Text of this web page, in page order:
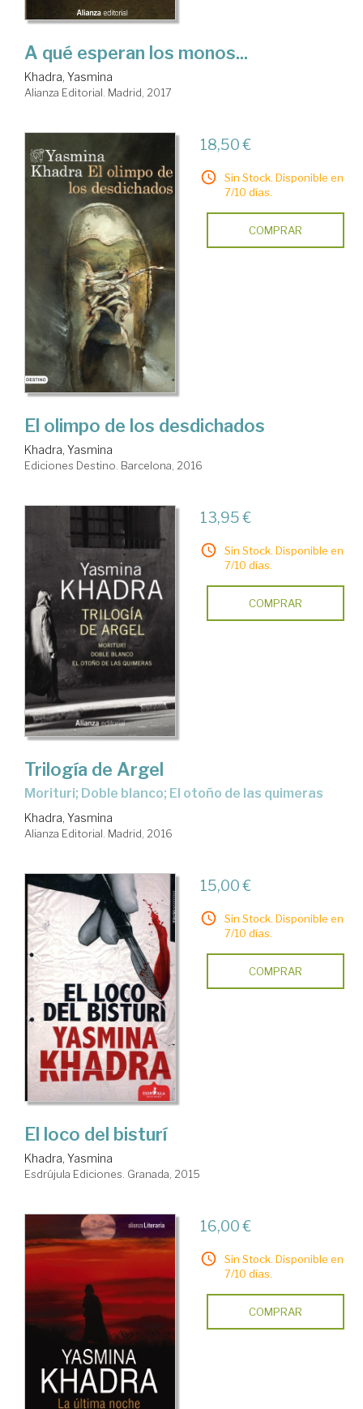
A qué esperan los monos...
Khadra, Yasmina
Alianza Editorial. Madrid, 2017
18,50 €
Sin Stock. Disponible en
7/10 días.
COMPRAR
El olimpo de los desdichados
Khadra, Yasmina
Ediciones Destino. Barcelona, 2016
13,95 €
Sin Stock. Disponible en
7/10 días.
COMPRAR
Trilogía de Argel
Morituri; Doble blanco; El otoño de las quimeras
Khadra, Yasmina
Alianza Editorial. Madrid, 2016
15,00 €
Sin Stock. Disponible en
7/10 días.
COMPRAR
El loco del bisturí
Khadra, Yasmina
Esdrújula Ediciones. Granada, 2015
16,00 €
Sin Stock. Disponible en
7/10 días.
COMPRAR